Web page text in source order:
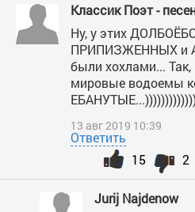
Классик Поэт -
Ну, у этих
ПРИПИЗЖЕННЫХ и
были хохлами... Так,
мировые водоемы
13 авг 2019 10:39
Ответить
2
15
Jurij Najdenow